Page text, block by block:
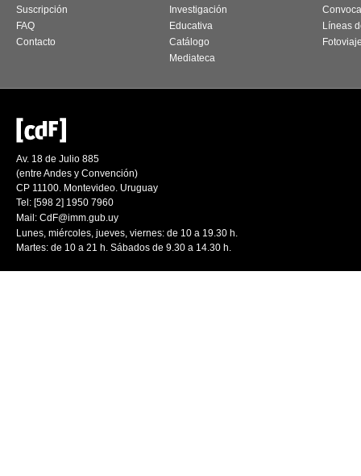
Suscripción
FAQ
Contacto
Investigación
Educativa
Catálogo
Mediateca
Líneas
Av. 18 de Julio 885
(entre Andes y Convención)
CP 11100. Montevideo. Uruguay
Tel: [598 2] 1950 7960
Mail: CdF@imm.gub.uy
Lunes, miércoles, jueves, viernes: de 10 a 19.30 h.
Martes: de 10 a 21 h. Sábados de 9.30 a 14.30 h.